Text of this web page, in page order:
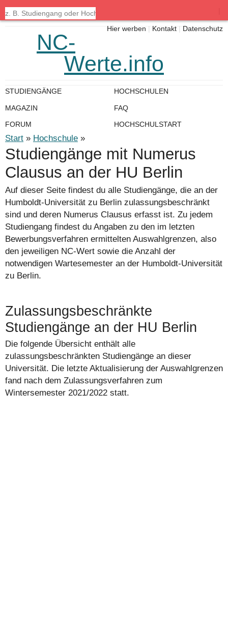
Start » Hochschule »
Studiengänge mit Numerus
Clausus an der HU Berlin
Auf dieser Seite findest du alle Studiengänge, die an der
Humboldt-Universität zu Berlin zulassungsbeschränkt
sind und deren Numerus Clausus erfasst ist. Zu jedem
Studiengang findest du Angaben zu den im letzten
Bewerbungsverfahren ermittelten Auswahlgrenzen, also
den jeweiligen NC-Wert sowie die Anzahl der
notwendigen Wartesemester an der Humboldt-Universität
zu Berlin.
Zulassungsbeschränkte
Studiengänge an der HU Berlin
Die folgende Übersicht enthält alle
zulassungsbeschränkten Studiengänge an dieser
Universität. Die letzte Aktualisierung der Auswahlgrenzen
fand nach dem Zulassungsverfahren zum
Wintersemester 2021/2022 statt.
Hier werben Kontakt Datenschutz
NC-
Werte.info
STUDIENGÄNGE HOCHSCHULEN
MAGAZIN FAQ
FORUM HOCHSCHULSTART